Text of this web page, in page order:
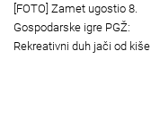
[FOTO] Zamet ugostio 8.
Gospodarske igre PGŽ:
Rekreativni duh jači od kiše